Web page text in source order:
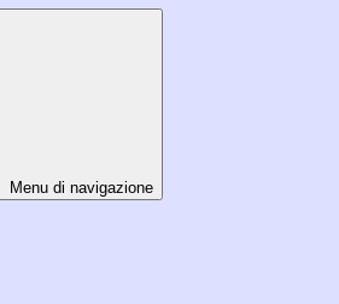
Menu di navigazione